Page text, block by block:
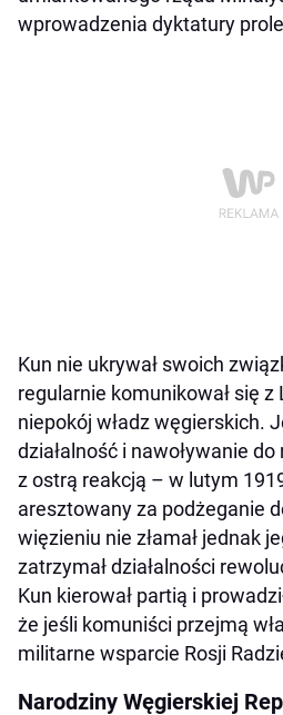
wprowadzenia dyktatury
Kun nie ukrywał swoich
regularnie komunikował się z
niepokój władz węgierskich.
działalność i nawoływanie
z ostrą reakcją – w lutym
aresztowany za podżeganie
więzieniu nie złamał jednak
zatrzymał działalności
Kun kierował partią i
że jeśli komuniści przejmą
militarne wsparcie Rosji
Narodziny Węgierskiej